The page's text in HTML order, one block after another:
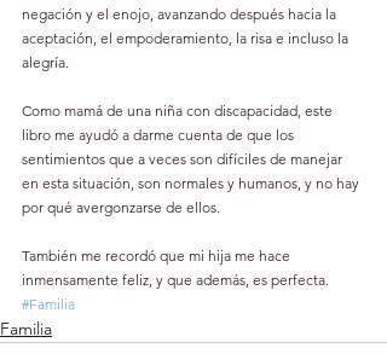
negación y el enojo, avanzando después hacia la
aceptación, el empoderamiento, la risa e incluso la
alegría.
Como mamá de una niña con discapacidad, este
libro me ayudó a darme cuenta de que los
sentimientos que a veces son difíciles de manejar
en esta situación, son normales y humanos, y no hay
por qué avergonzarse de ellos.
También me recordó que mi hija me hace
inmensamente feliz, y que además, es perfecta.
#Familia
Familia